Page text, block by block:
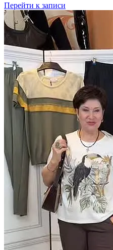
Перейти к записи